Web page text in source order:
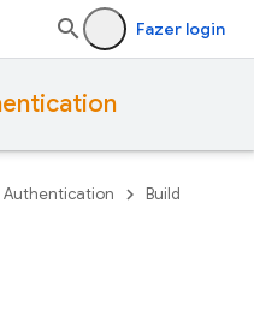
Fazer login
Authentication Build